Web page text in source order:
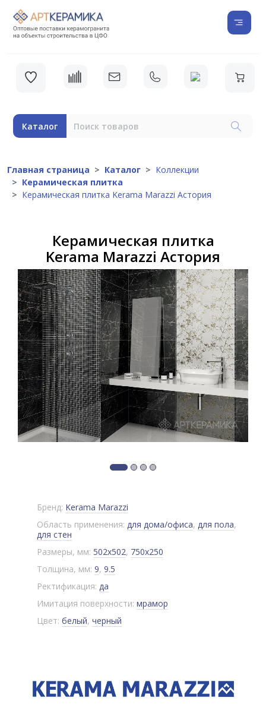
Каталог
Главная страница Каталог
Коллекции
Керамическая плитка
Керамическая плитка Kerama Marazzi Астория
Керамическая плитка
Kerama Marazzi Астория
Бренд: Kerama Marazzi
Область применения: для дома/офиса, для пола,
для стен
Размеры, мм: 502x502, 750x250
Толщина, мм: 9, 9.5
Ректификация: да
Имитация поверхности: мрамор
Цвет: белый, черный